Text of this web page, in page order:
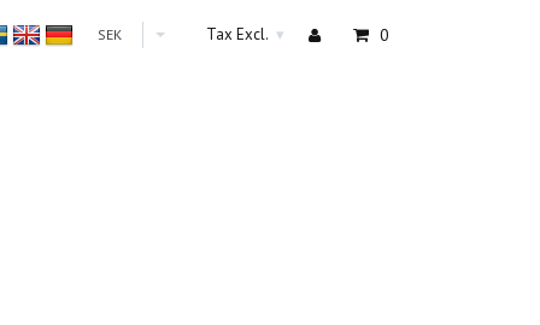
SEK Tax Excl. ▾ 0